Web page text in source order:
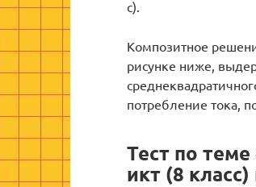
с).
Композитное
рисунке ниже,
потребление тока,
Тест по
икт (8